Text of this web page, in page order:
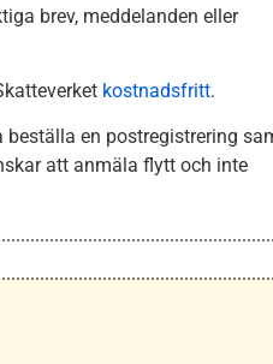
brev, meddelanden eller
kostnadsfritt.
en postregistrering
att anmäla flytt och inte